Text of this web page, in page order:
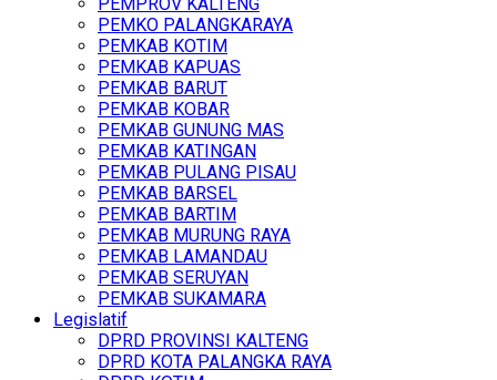
PEMPROV KALTENG
PEMKO PALANGKARAYA
PEMKAB KOTIM
PEMKAB KAPUAS
PEMKAB BARUT
PEMKAB KOBAR
PEMKAB GUNUNG MAS
PEMKAB KATINGAN
PEMKAB PULANG PISAU
PEMKAB BARSEL
PEMKAB BARTIM
PEMKAB MURUNG RAYA
PEMKAB LAMANDAU
PEMKAB SERUYAN
PEMKAB SUKAMARA
Legislatif
DPRD PROVINSI KALTENG
DPRD KOTA PALANGKA RAYA